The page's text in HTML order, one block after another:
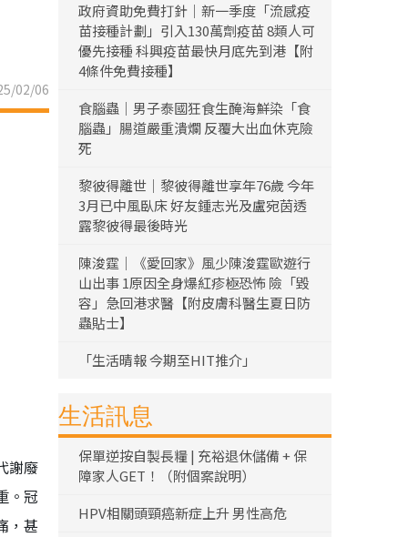
02/06
謝廢
。冠
，甚
政府資助免費打針｜新一季度「流感疫
苗接種計劃」引入130萬劑疫苗 8類人可
優先接種 科興疫苗最快月底先到港【附
4條件免費接種】
食腦蟲｜男子泰國狂食生醃海鮮染「食
腦蟲」腸道嚴重潰爛 反覆大出血休克險
死
黎彼得離世｜黎彼得離世享年76歲 今年
3月已中風臥床 好友鍾志光及盧宛茵透
露黎彼得最後時光
陳浚霆｜《愛回家》風少陳浚霆歐遊行
山出事 1原因全身爆紅疹極恐怖 險「毀
容」急回港求醫【附皮膚科醫生夏日防
蟲貼士】
「生活晴報 今期至HIT推介」
生活訊息
保單逆按自製長糧 | 充裕退休儲備 + 保
障家人GET！（附個案說明）
HPV相關頭頸癌新症上升 男性高危